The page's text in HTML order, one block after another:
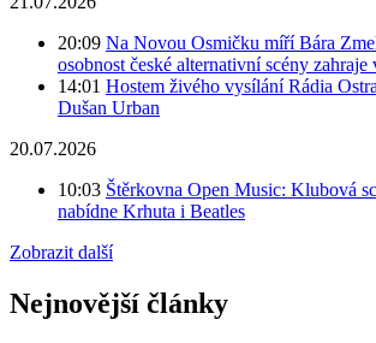
20:09 Na Novou Osmičku míří Bára
osobnost české alternativní scény
14:01 Hostem živého vysílání Rádia
Dušan Urban
20.07.2026
10:03 Štěrkovna Open Music: Klubová
nabídne Krhuta i Beatles
Zobrazit další
Nejnovější články